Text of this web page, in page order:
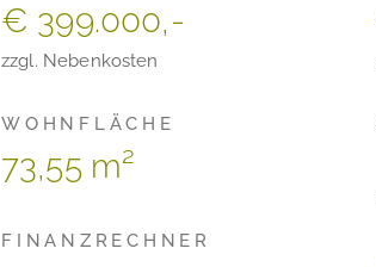
€ 399.000,-
zzgl. Nebenkosten
WOHNFLÄCHE
73,55 m²
FINANZRECHNER